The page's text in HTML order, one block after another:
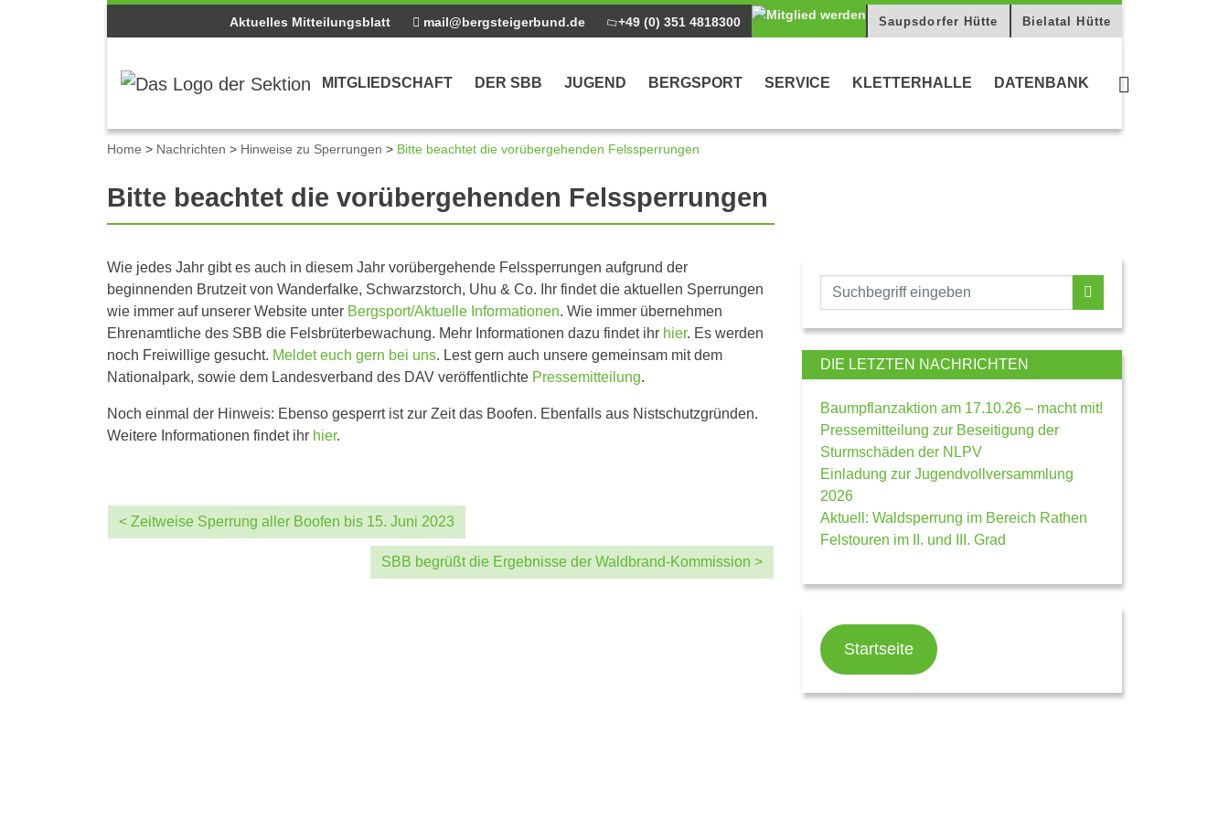
Aktuelles Mitteilungsblatt mail@bergsteigerbund.de +49 (0) 351 4818300 Saupsdorfer Hütte Bielatal Hütte
MITGLIEDSCHAFT DER SBB JUGEND BERGSPORT SERVICE KLETTERHALLE DATENBANK
Home > Nachrichten > Hinweise zu Sperrungen > Bitte beachtet die vorübergehenden Felssperrungen
Bitte beachtet die vorübergehenden Felssperrungen
Wie jedes Jahr gibt es auch in diesem Jahr vorübergehende Felssperrungen aufgrund der
beginnenden Brutzeit von Wanderfalke, Schwarzstorch, Uhu & Co. Ihr findet die aktuellen Sperrungen
wie immer auf unserer Website unter Bergsport/Aktuelle Informationen. Wie immer übernehmen
Ehrenamtliche des SBB die Felsbrüterbewachung. Mehr Informationen dazu findet ihr hier. Es werden
noch Freiwillige gesucht. Meldet euch gern bei uns. Lest gern auch unsere gemeinsam mit dem
Nationalpark, sowie dem Landesverband des DAV veröffentlichte Pressemitteilung.
Noch einmal der Hinweis: Ebenso gesperrt ist zur Zeit das Boofen. Ebenfalls aus Nistschutzgründen.
Weitere Informationen findet ihr hier.
< Zeitweise Sperrung aller Boofen bis 15. Juni 2023
SBB begrüßt die Ergebnisse der Waldbrand-Kommission >
DIE LETZTEN NACHRICHTEN
Baumpflanzaktion am 17.10.26 – macht mit!
Pressemitteilung zur Beseitigung der
Sturmschäden der NLPV
Einladung zur Jugendvollversammlung
2026
Aktuell: Waldsperrung im Bereich Rathen
Felstouren im II. und III. Grad
Startseite